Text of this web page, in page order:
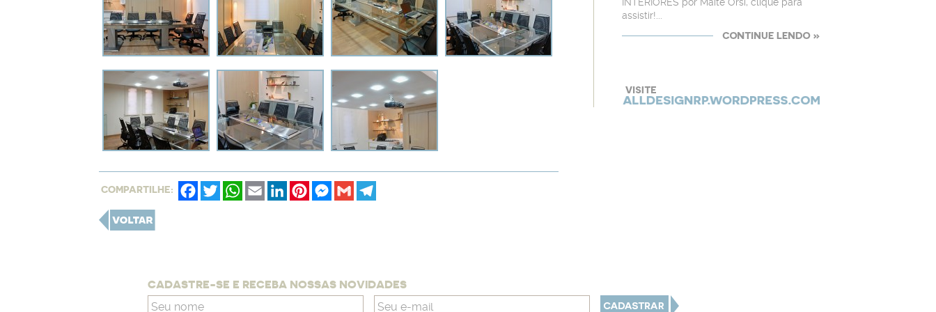
COMPARTILHE: FacebookTwitterWhatsApp
Email LinkedInPinterestMessenger
Gmail
assistir!...
CADASTRE-SE E RECEBA NOSSAS NOVIDADES